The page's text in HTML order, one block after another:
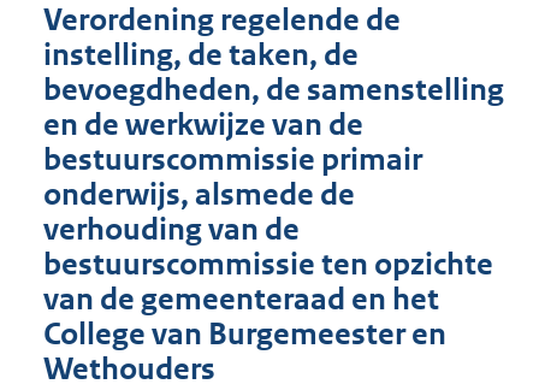
Verordening regelende de
instelling, de taken, de
bevoegdheden, de samenstelling
en de werkwijze van de
bestuurscommissie primair
onderwijs, alsmede de
verhouding van de
bestuurscommissie ten opzichte
van de gemeenteraad en het
College van Burgemeester en
Wethouders